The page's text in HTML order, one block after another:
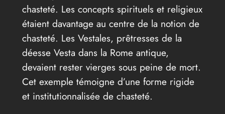
chasteté. Les concepts spirituels et religieux
étaient davantage au centre de la notion de
chasteté. Les Vestales, prêtresses de la
déesse Vesta dans la Rome antique,
devaient rester vierges sous peine de mort.
Cet exemple témoigne d’une forme rigide
et institutionnalisée de chasteté.